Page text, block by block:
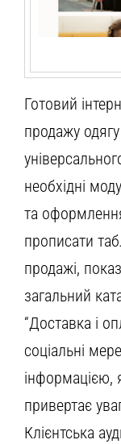
Готовий
продажу
необхідні
та
прописати
продажі,
загальний
“Доставка і
соціальні
інформацією,
привертає
Клієнтська